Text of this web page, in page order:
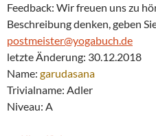
Feedback: Wir freuen uns zu
Beschreibung denken, geben
postmeister@yogabuch.de
letzte Änderung: 30.12.2018
Name: garudasana
Trivialname: Adler
Niveau: A